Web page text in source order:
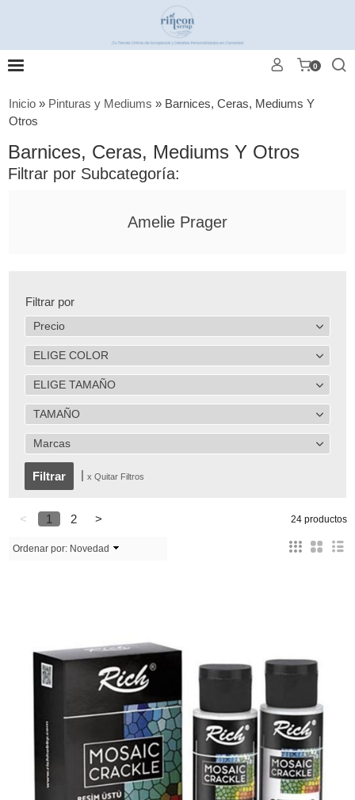
0
Inicio » Pinturas y Mediums » Barnices, Ceras, Mediums Y
Otros
Barnices, Ceras, Mediums Y Otros
Filtrar por Subcategoría:
Amelie Prager
Filtrar por
Precio
ELIGE COLOR
ELIGE TAMAÑO
TAMAÑO
Marcas
x Quitar Filtros
< 1 2 > 24 productos
Ordenar por: Novedad